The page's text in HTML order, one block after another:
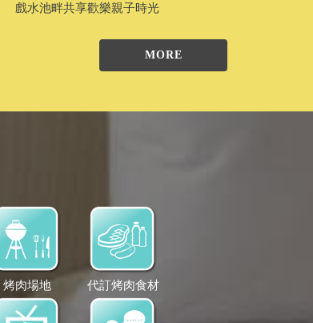
戲水池畔共享歡樂親子時光
MORE
烤肉場地 代訂烤肉食材